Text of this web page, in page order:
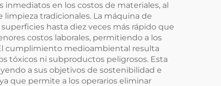
en los costos de materiales, al
tradicionales. La máquina de
hasta diez veces más rápido que
costos laborales, permitiendo a los
cumplimiento medioambiental resulta
tóxicos ni subproductos peligrosos. Esta
a sus objetivos de sostenibilidad e
que permite a los operarios eliminar